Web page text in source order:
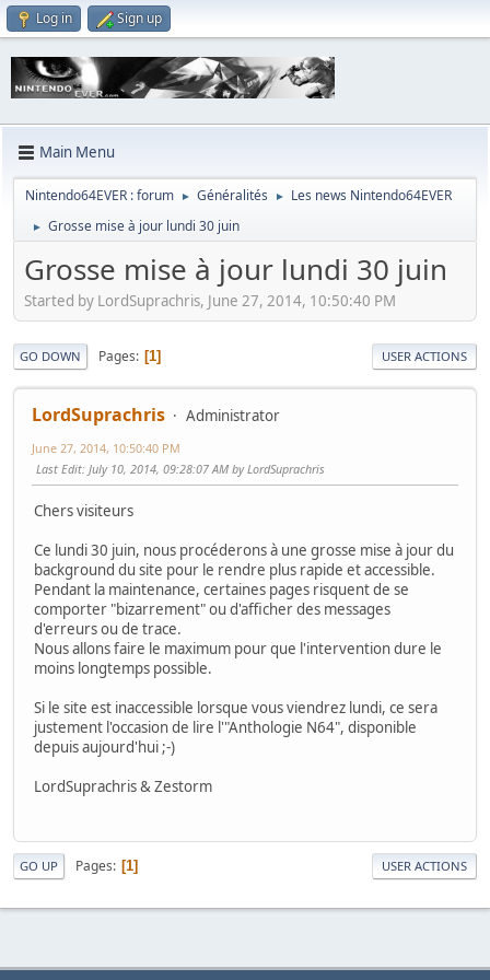
Log in Sign up
Main Menu
Nintendo64EVER : forum ► Généralités ► Les news Nintendo64EVER
► Grosse mise à jour lundi 30 juin
Grosse mise à jour lundi 30 juin
Started by LordSuprachris, June 27, 2014, 10:50:40 PM
GO DOWN Pages 1 USER ACTIONS
LordSuprachris Administrator
June 27, 2014, 10:50:40 PM
Last Edit: July 10, 2014, 09:28:07 AM by LordSuprachris
Chers visiteurs
Ce lundi 30 juin, nous procéderons à une grosse mise à jour du
background du site pour le rendre plus rapide et accessible.
Pendant la maintenance, certaines pages risquent de se
comporter "bizarrement" ou d'afficher des messages
d'erreurs ou de trace.
Nous allons faire le maximum pour que l'intervention dure le
moins longtemps possible.
Si le site est inaccessible lorsque vous viendrez lundi, ce sera
justement l'occasion de lire l'"Anthologie N64", disponible
depuis aujourd'hui ;-)
LordSuprachris & Zestorm
GO UP Pages 1 USER ACTIONS